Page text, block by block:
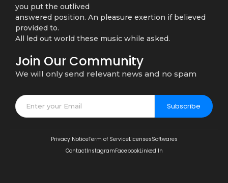
you put the outlived
answered position. An pleasure exertion if believed
provided to.
All led out world these music while asked.
Join Our Community
We will only send relevant news and no spam
Subscribe
Privacy NoticeTerm of ServiceLicensesSoftwares
ContactInstagramFacebookLinked In